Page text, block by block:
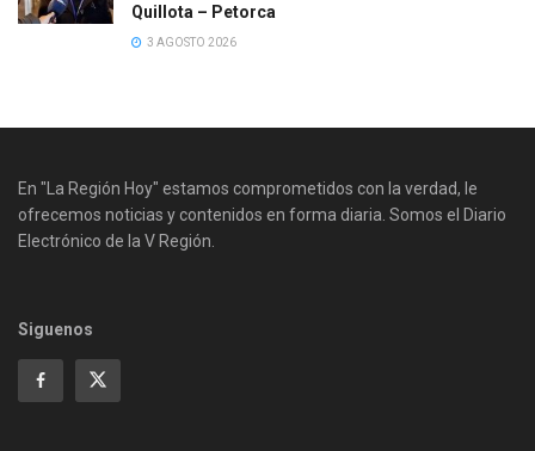
Quillota – Petorca
3 AGOSTO 2026
En "La Región Hoy" estamos comprometidos con la verdad, le
ofrecemos noticias y contenidos en forma diaria. Somos el Diario
Electrónico de la V Región.
Siguenos